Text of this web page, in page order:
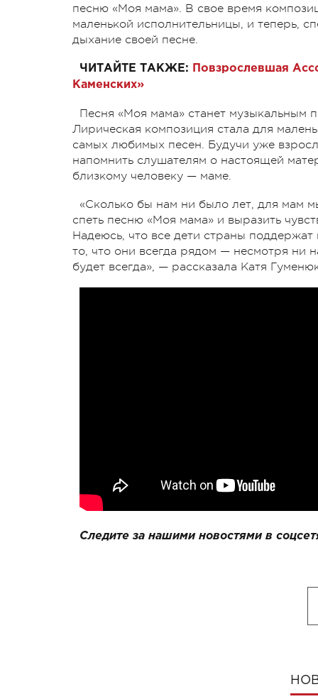
песню «Моя мама». В свое время
маленькой исполнительницы, и теперь,
дыхание своей песне.
ЧИТАЙТЕ ТАКЖЕ:
Повзрослевшая
Каменских»
Песня «Моя мама» станет музыкальным
Лирическая композиция стала для
самых любимых песен. Будучи уже
напомнить слушателям о настоящей
близкому человеку — маме.
«Сколько бы нам ни было лет, для мам
спеть песню «Моя мама» и выразить
Надеюсь, что все дети страны
то, что они всегда рядом — несмотря ни
будет всегда», — рассказала Катя
Следите за нашими новостями в